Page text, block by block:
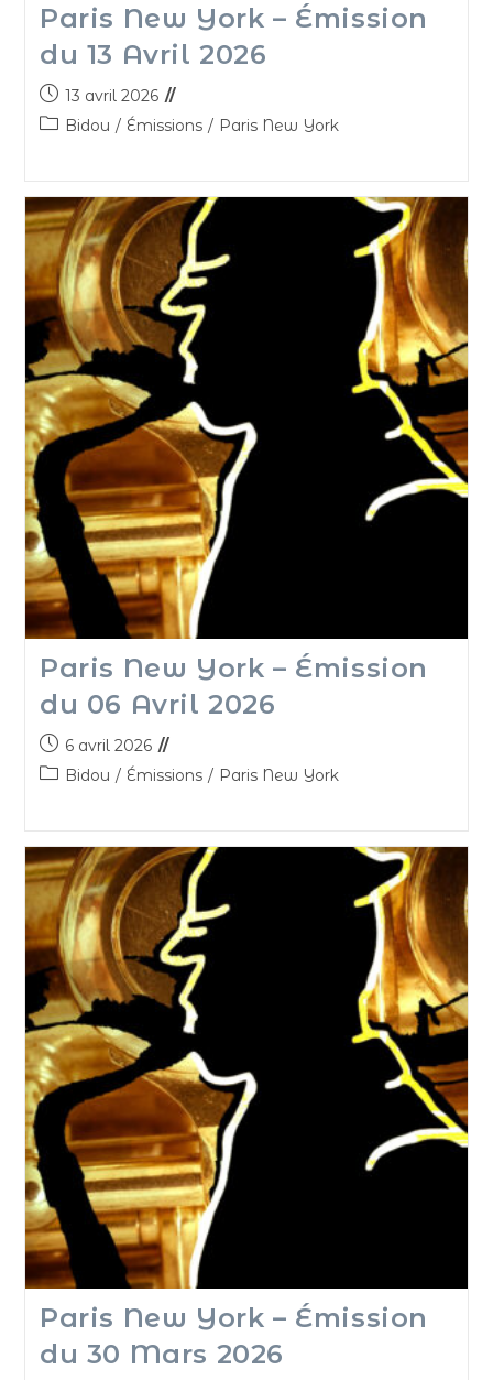
Paris New York – Émission
du 13 Avril 2026
13 avril 2026
Bidou / Émissions / Paris New York
Paris New York – Émission
du 06 Avril 2026
6 avril 2026
Bidou / Émissions / Paris New York
Paris New York – Émission
du 30 Mars 2026